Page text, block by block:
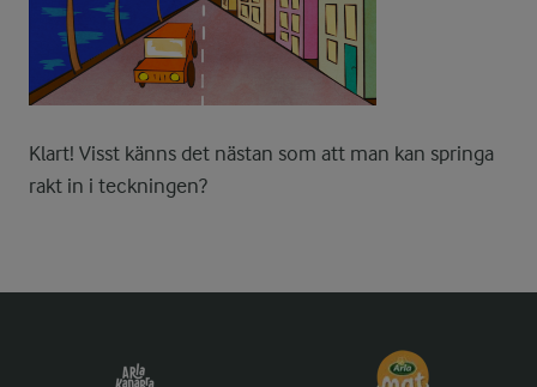
Klart! Visst känns det nästan som att man kan springa
rakt in i teckningen?